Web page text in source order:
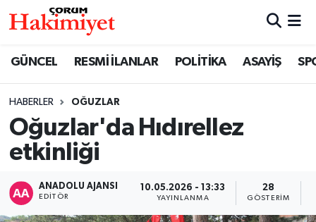
GÜNCEL RESMİ İLANLAR POLİTİKA ASAYİŞ
HABERLER OĞUZLAR
Oğuzlar'da Hıdırellez
etkinliği
ANADOLU AJANSI
EDITÖR
10.05.2026 - 13:33
YAYINLANMA
28
GÖSTERIM
SAĞLIK
ASAYİŞ
EKONOMİ
Nöbetçi Eczaneler
Çorum Namaz Vakitleri
Trafik Durumu
Süper Lig Puan Durumu ve Fikstür